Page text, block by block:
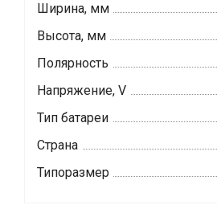
Ширина, мм
Высота, мм
Полярность
Напряжение, V
Тип батареи
Страна
Типоразмер